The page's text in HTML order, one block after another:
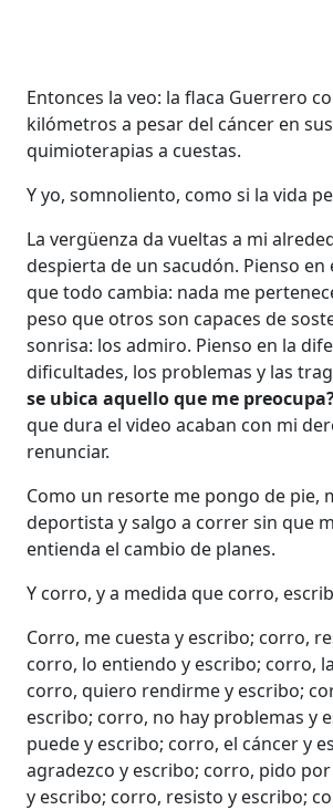
Entonces la veo: la flaca Guerrero
kilómetros a pesar del cáncer en
quimioterapias a cuestas.
Y yo, somnoliento, como si la vida
La vergüenza da vueltas a mi
despierta de un sacudón. Pienso en
que todo cambia: nada me
peso que otros son capaces de
sonrisa: los admiro. Pienso en la
dificultades, los problemas y las
se ubica aquello que me
que dura el video acaban con mi
renunciar.
Como un resorte me pongo de pie,
deportista y salgo a correr sin que
entienda el cambio de planes.
Y corro, y a medida que corro,
Corro, me cuesta y escribo; corro,
corro, lo entiendo y escribo; corro,
corro, quiero rendirme y escribo;
escribo; corro, no hay problemas y
puede y escribo; corro, el cáncer y
agradezco y escribo; corro, pido
y escribo; corro, resisto y escribo;